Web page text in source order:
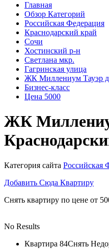
Главная
Обзор Категорий
Российская Федерация
Краснодарский край
Сочи
Хостинский р-н
Светлана мкр.
Гагринская улица
ЖК Миллениум Тауэр
Бизнес-класс
Цена 5000
ЖК
Категория сайта Российская
Добавить Сюда Квартиру
Снять квартиру по цене от
No Results
Квартира 84Снять